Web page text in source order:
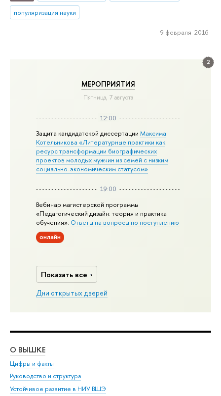
2
МЕРОПРИЯТИЯ
Пятница, 7 августа
12:00
Защита кандидатской диссертацииМаксима
Котельникова «Литературные практики как
ресурс трансформации биографических
проектов молодых мужчин из семей с низким
социально-экономическим статусом»
19:00
Вебинар магистерской программы
«Педагогический дизайн: теория и практика
обучения»: Ответы на вопросы по поступлению
онлайн
Показать все
Дни открытых дверей
популяризация науки
9 февраля 2016
О ВЫШКЕ
Цифры и факты
Руководство и структура
Устойчивое развитие в НИУ ВШЭ